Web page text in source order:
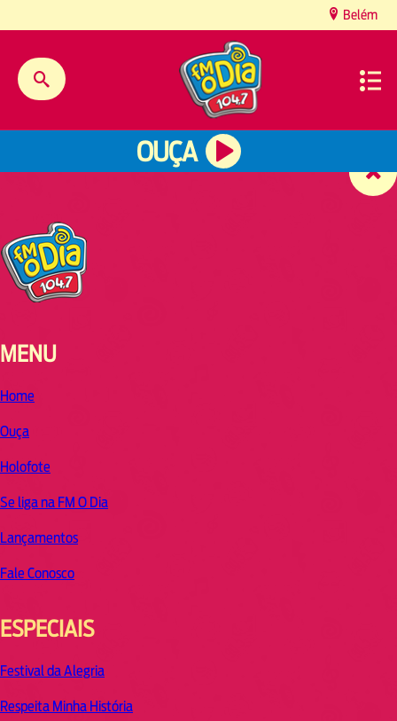
Belém
OUÇA
MENU
Home
Ouça
Holofote
Se liga na FM O Dia
Lançamentos
Fale Conosco
ESPECIAIS
Festival da Alegria
Respeita Minha História